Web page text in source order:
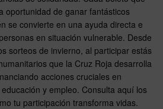
oportunidad de ganar fantásticos
se convierte en una ayuda directa e
en situación vulnerable. Desde
sorteos de invierno, al participar estás
que la Cruz Roja desarrolla
acciones cruciales en
y empleo. Consulta aquí los
tu participación transforma vidas.